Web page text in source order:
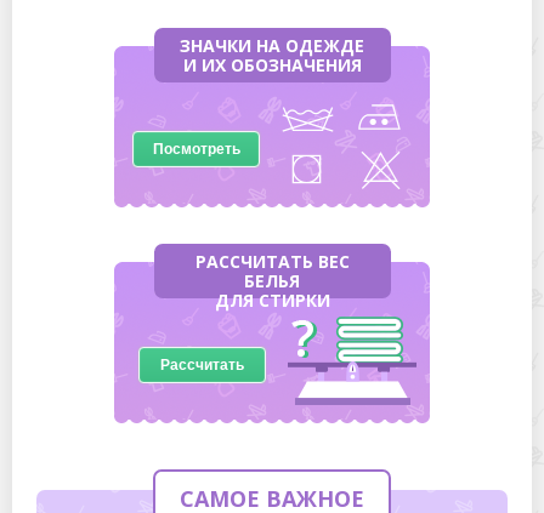
ЗНАЧКИ НА ОДЕЖДЕ
И ИХ ОБОЗНАЧЕНИЯ
Посмотреть
РАССЧИТАТЬ ВЕС
БЕЛЬЯ
ДЛЯ СТИРКИ
Рассчитать
САМОЕ ВАЖНОЕ